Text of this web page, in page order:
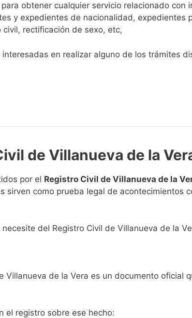
obtener cualquier servicio relacionado
y expedientes de nacionalidad, expedientes
rectificación de sexo, etc,
en realizar alguno de los trámites
de Villanueva de la
por el Registro Civil de Villanueva de la
sirven como prueba legal de acontecimientos
del Registro Civil de Villanueva de la
Villanueva de la Vera es un documento oficial
el registro sobre ese hecho: